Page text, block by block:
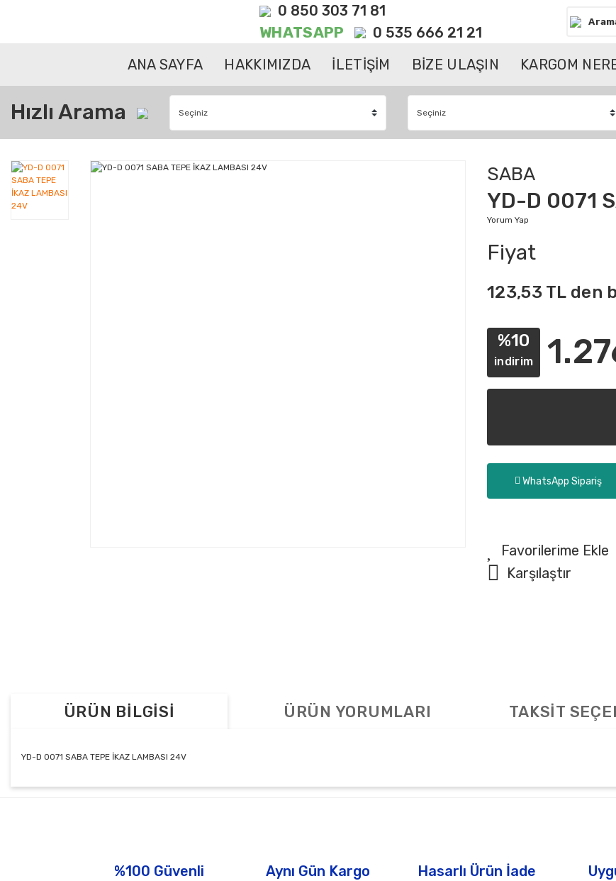
0 850 303 71 81
WHATSAPP 0 535 666 21 21
ANA SAYFA HAKKIMIZDA İLETİŞİM BİZE ULAŞIN KARGOM
Hızlı Arama
SABA
YD-D 0071
Yorum Yap
Fiyat
123,53 TL den
%10
indirim
WhatsApp Sipariş
Karşılaştır
ÜRÜN BİLGİSİ ÜRÜN YORUMLARI TAKSİT
YD-D 0071 SABA TEPE İKAZ LAMBASI 24V
%100 Güvenli
Aynı Gün Kargo
Hasarlı Ürün İade